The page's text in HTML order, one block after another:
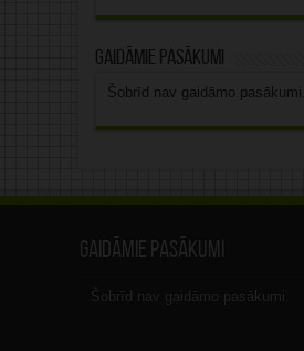
Gaidāmie pasākumi
Šobrīd nav gaidāmo pasākumi.
Gaidāmie pasākumi
Šobrīd nav gaidāmo pasākumi.